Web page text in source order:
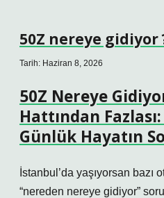
50Z nereye gidiyor
Tarih: Haziran 8, 2026
50Z Nereye
Hattından
Günlük Hayatın
İstanbul’da yaşıyorsan bazı
“nereden nereye gidiyor”